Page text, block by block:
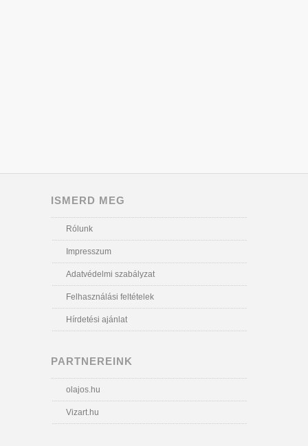
ISMERD MEG
Rólunk
Impresszum
Adatvédelmi szabályzat
Felhasználási feltételek
Hírdetési ajánlat
PARTNEREINK
olajos.hu
Vizart.hu